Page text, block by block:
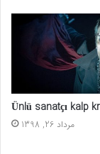
Ünlü sanatçı kalp
مرداد 26, 1398